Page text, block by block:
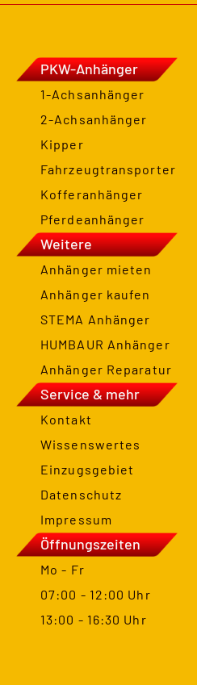
PKW-Anhänger
1-Achsanhänger
2-Achsanhänger
Kipper
Fahrzeugtransporter
Kofferanhänger
Pferdeanhänger
Weitere
Anhänger mieten
Anhänger kaufen
STEMA Anhänger
HUMBAUR Anhänger
Anhänger Reparatur
Service & mehr
Kontakt
Wissenswertes
Einzugsgebiet
Datenschutz
Impressum
Öffnungszeiten
Mo - Fr
07:00 - 12:00 Uhr
13:00 - 16:30 Uhr